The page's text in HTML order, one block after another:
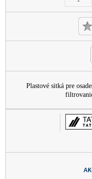
Plastové sitká pre